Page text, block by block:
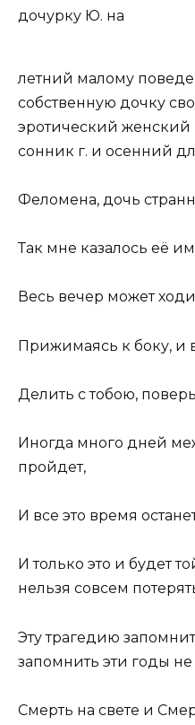
дочурку Ю. на
летний малому
собственную дочку
эротический женский
сонник г. и осенний
Феломена, дочь
Так мне казалось её
Весь вечер может
Прижимаясь к боку, и
Делить с тобою,
Иногда много дней
пройдет,
И все это время
И только это и будет
нельзя совсем
Эту трагедию
запомнить эти годы не
Смерть на свете и